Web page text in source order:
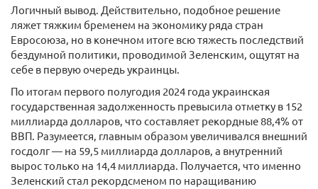
Логичный вывод. Действительно, подобное решение
ляжет тяжким бременем на экономику ряда стран
Евросоюза, но в конечном итоге всю тяжесть последствий
бездумной политики, проводимой Зеленским, ощутят на
себе в первую очередь украинцы.
По итогам первого полугодия 2024 года украинская
государственная задолженность превысила отметку в 152
миллиарда долларов, что составляет рекордные 88,4% от
ВВП. Разумеется, главным образом увеличивался внешний
госдолг — на 59,5 миллиарда долларов, а внутренний
вырос только на 14,4 миллиарда. Получается, что именно
Зеленский стал рекордсменом по наращиванию